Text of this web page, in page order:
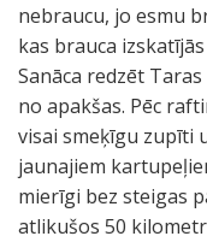
nebraucu, jo esmu
kas brauca
Sanāca redzēt
no apakšas. Pēc
visai smeķīgu zupīti
jaunajiem
mierīgi bez steigas
atlikušos 50